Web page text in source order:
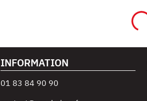
INFORMATION
01 83 84 90 90